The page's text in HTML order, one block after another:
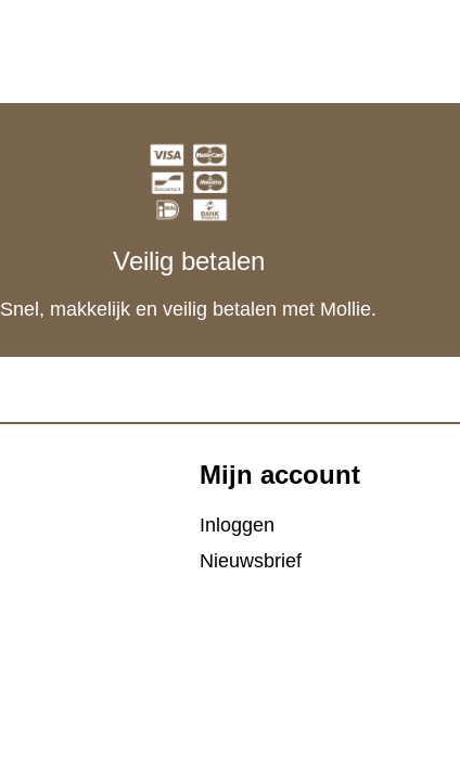
Veilig betalen
Snel, makkelijk en veilig betalen met Mollie.
Mijn account
Inloggen
Nieuwsbrief